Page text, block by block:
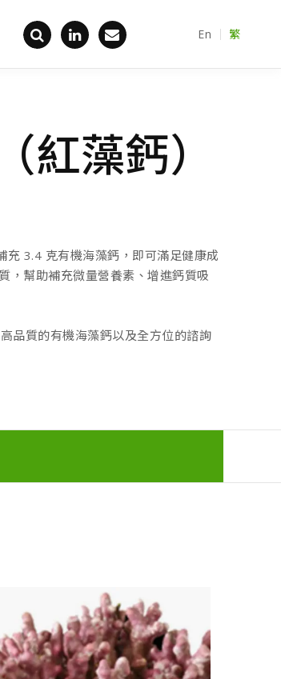
En 繁
紅藻鈣）
3.4 克有機海藻鈣，即可滿足健康成
，幫助補充微量營養素、增進鈣質吸
品質的有機海藻鈣以及全方位的諮詢